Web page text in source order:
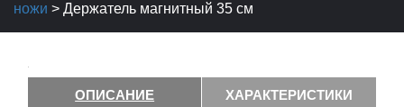
ножи > Держатель магнитный 35 см
ОПИСАНИЕ ХАРАКТЕРИСТИКИ